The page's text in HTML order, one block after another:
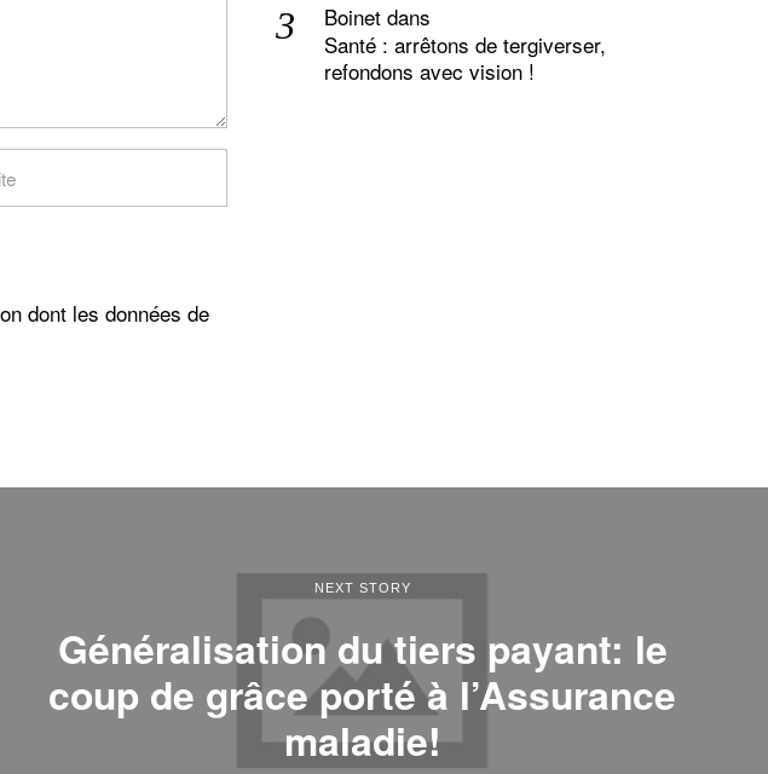
dont les données de
Boinet dans
Santé : arrêtons de tergiverser,
refondons avec vision !
NEXT STORY
Généralisation du tiers payant: le
coup de grâce porté à l’Assurance
maladie!